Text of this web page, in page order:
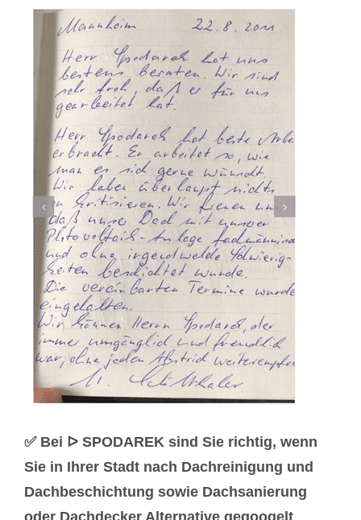
✅ Bei ᐅ SPODAREK sind Sie richtig, wenn
Sie in Ihrer Stadt nach Dachreinigung und
Dachbeschichtung sowie Dachsanierung
oder Dachdecker Alternative gegoogelt